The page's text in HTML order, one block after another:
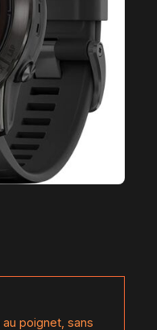
au poignet, sans